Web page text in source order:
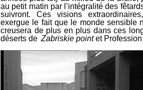
au petit matin par l’intégralité des
suivront. Ces visions
exergue le fait que le monde sensible
creusera de plus en plus dans ces
déserts de Zabriskie pointet